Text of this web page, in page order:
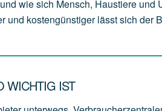
wie sich Mensch, Haustiere und
und kostengünstiger lässt sich der
WICHTIG IST